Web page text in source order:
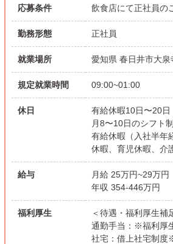
応募条件 飲食店にて正社員の
勤務形態 正社員
就業場所 愛知県 春日井市大泉
規定就業時間 09:00~01:00
休日
有給休暇10日〜20日
月8〜10日のシフト制
有給休暇（入社半年
休暇、育児休暇、介
給与
月給 25万円~29万円
年収 354-446万円
福利厚生
＜待遇・福利厚生補
通勤手当：※福利厚
社宅：借上社宅制度